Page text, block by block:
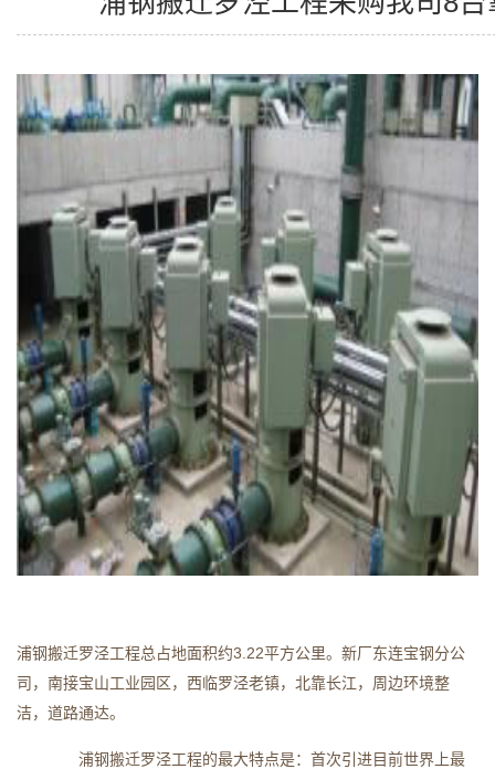
浦钢搬迁罗泾工程总占地面积约3.22平方公里。新厂东连宝钢分公
司，南接宝山工业园区，西临罗泾老镇，北靠长江，周边环境整
洁，道路通达。
浦钢搬迁罗泾工程的最大特点是：首次引进目前世界上最